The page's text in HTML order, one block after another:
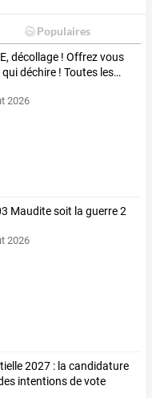
Populaires
décollage ! Offrezvous
quidéchire ! Toutes les…
2026
Maudite soit la guerre 2
2026
2027 : la candidature
intentions de vote